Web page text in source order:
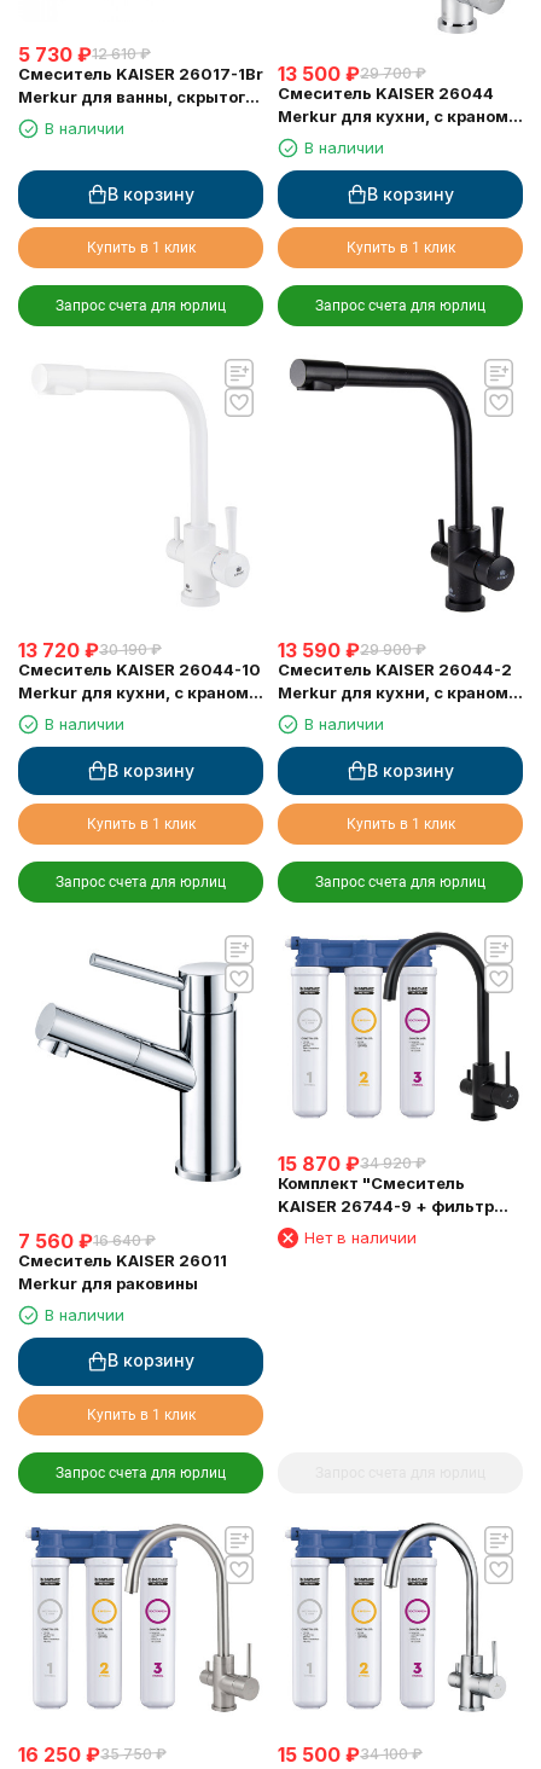
5 730 ₽12 610 ₽
Смеситель KAISER 26017-1Br
Merkur для ванны, скрытого
монтажа
В наличии
В корзину
Купить в 1 клик
Запрос счета для юрлиц
13 500 ₽29 700 ₽
Смеситель KAISER 26044
Merkur для кухни, с краном
для питьевой воды, хром
В наличии
В корзину
Купить в 1 клик
Запрос счета для юрлиц
13 720 ₽30 190 ₽
Смеситель KAISER 26044-10
Merkur для кухни, с краном
для питьевой воды, белый
глянц
В наличии
В корзину
Купить в 1 клик
Запрос счета для юрлиц
13 590 ₽29 900 ₽
Смеситель KAISER 26044-2
Merkur для кухни, с краном
для питьевой воды, черный
мрамор
В наличии
В корзину
Купить в 1 клик
Запрос счета для юрлиц
7 560 ₽16 640 ₽
Смеситель KAISER 26011
Merkur для раковины
В наличии
В корзину
Купить в 1 клик
Запрос счета для юрлиц
15 870 ₽34 920 ₽
Комплект "Cмеситель
KAISER 26744-9 + фильтр
Барьер"
Нет в наличии
16 250 ₽35 750 ₽ 15 500 ₽34 100 ₽